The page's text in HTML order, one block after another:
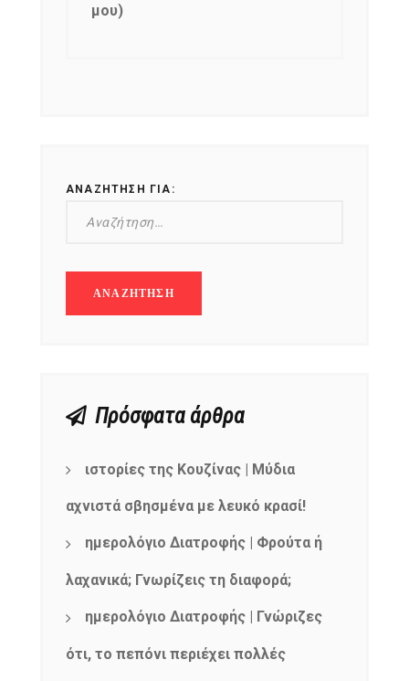
μου)
ΑΝΑΖΉΤΗΣΗ ΓΙΑ:
Πρόσφατα άρθρα
ιστορίες της Κουζίνας | Μύδια
αχνιστά σβησμένα με λευκό κρασί!
ημερολόγιο Διατροφής | Φρούτα ή
λαχανικά; Γνωρίζεις τη διαφορά;
ημερολόγιο Διατροφής | Γνώριζες
ότι, το πεπόνι περιέχει πολλές